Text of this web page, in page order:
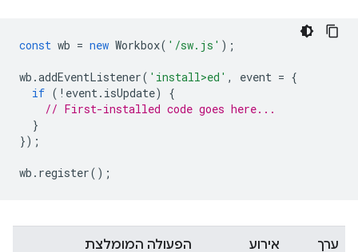
const wb = new Workbox( '/sw.js' );
wb .addEventListener( 'install>ed' , event = {
if ( ! event. isUpdate)
{
// First-installed code goes here...
}
});
wb . register();
ערך אירוע הפעולה המומלצת